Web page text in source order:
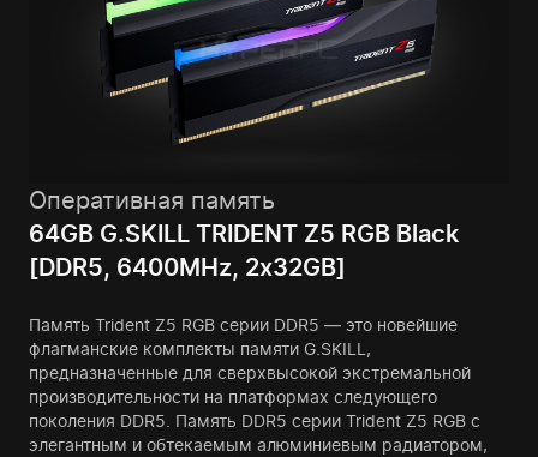
Оперативная память
64GB G.SKILL TRIDENT Z5 RGB Black
[DDR5, 6400MHz, 2x32GB]
Память Trident Z5 RGB серии DDR5 — это новейшие
флагманские комплекты памяти G.SKILL,
предназначенные для сверхвысокой экстремальной
производительности на платформах следующего
поколения DDR5. Память DDR5 серии Trident Z5 RGB с
элегантным и обтекаемым алюминиевым радиатором,